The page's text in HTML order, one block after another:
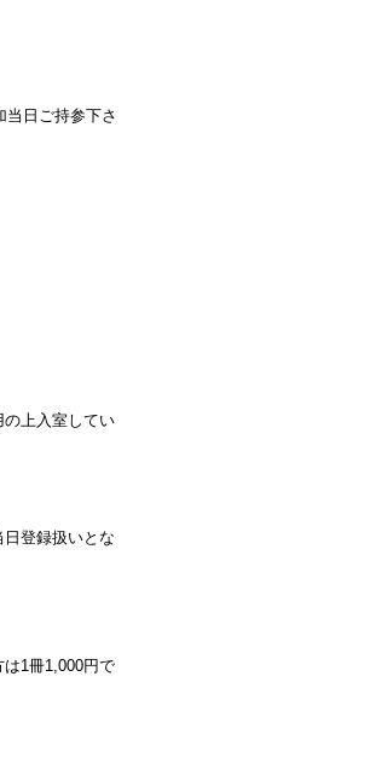
当日ご持参下さ
上入室してい
登録扱いとな
1冊1,000円で